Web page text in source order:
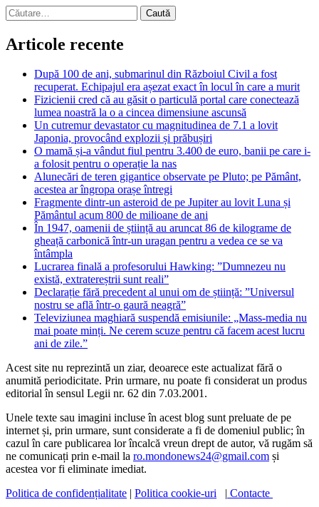
Caută
după:
Articole recente
După 100 de ani, submarinul din Războiul Civil a fost
recuperat. Echipajul era așezat exact în locul în care a murit
Fizicienii cred că au găsit o particulă portal care conectează
lumea noastră la o a cincea dimensiune ascunsă
Un cutremur devastator cu magnitudinea de 7.1 a lovit
Japonia, provocând explozii și prăbușiri
O mamă și-a vândut fiul pentru 3.400 de euro, banii pe care i-
a folosit pentru o operație la nas
Alunecări de teren gigantice observate pe Pluto; pe Pământ,
acestea ar îngropa orașe întregi
Fragmente dintr-un asteroid de pe Jupiter au lovit Luna și
Pământul acum 800 de milioane de ani
În 1947, oamenii de știință au aruncat 86 de kilograme de
gheață carbonică într-un uragan pentru a vedea ce se va
întâmpla
Lucrarea finală a profesorului Hawking: ”Dumnezeu nu
există, extratereștrii sunt reali”
Declarație fără precedent al unui om de știință: ”Universul
nostru se află într-o gaură neagră”
Televiziunea maghiară suspendă emisiunile: „Mass-media nu
mai poate minți. Ne cerem scuze pentru că facem acest lucru
ani de zile.”
Acest site nu reprezintă un ziar, deoarece este actualizat fără o
anumită periodicitate. Prin urmare, nu poate fi considerat un produs
editorial în sensul Legii nr. 62 din 7.03.2001.
Unele texte sau imagini incluse în acest blog sunt preluate de pe
internet și, prin urmare, sunt considerate a fi de domeniul public; în
cazul în care publicarea lor încalcă vreun drept de autor, vă rugăm să
ne comunicați prin e-mail la ro.mondonews24@gmail.com și
acestea vor fi eliminate imediat.
Politica de confidențialitate | Politica cookie-uri | Contacte